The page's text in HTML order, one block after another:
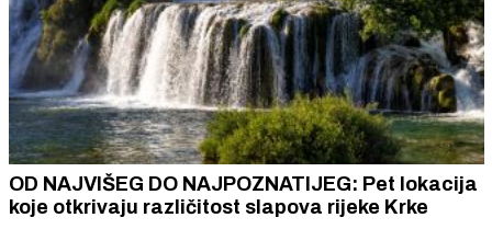
OD NAJVIŠEG DO NAJPOZNATIJEG: Pet lokacija
koje otkrivaju različitost slapova rijeke Krke